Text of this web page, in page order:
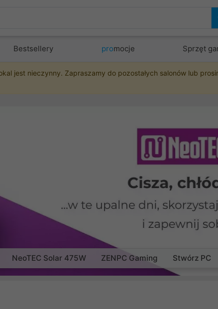
Bestsellery promocje Sprzęt
jest nieczynny. Zapraszamy do pozostałych salonów lub
NeoTEC Solar 475W ZENPC Gaming Stwórz PC